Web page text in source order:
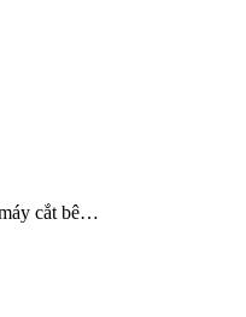
cắt bê…